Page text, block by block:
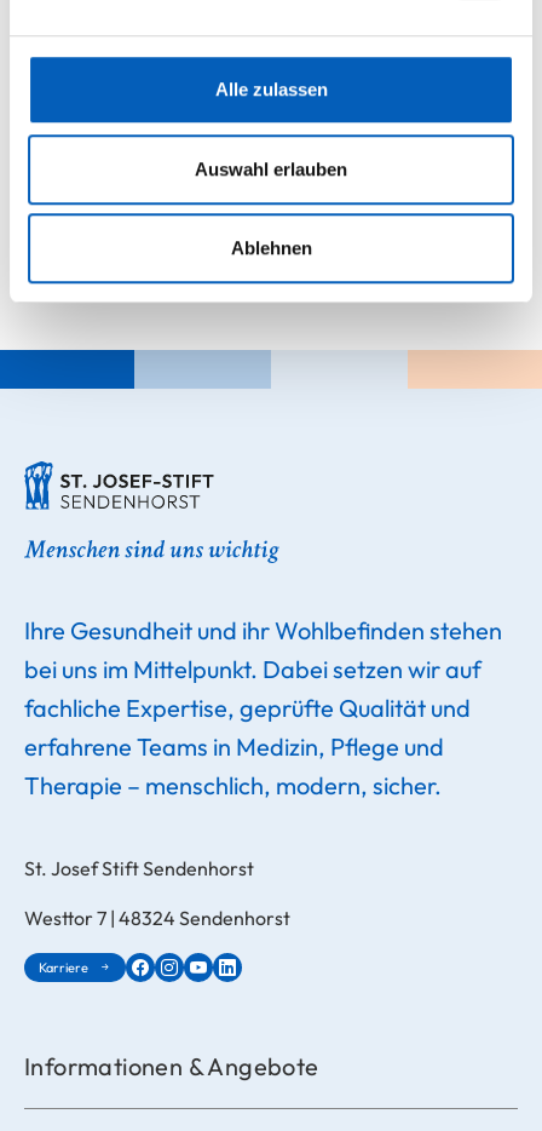
Alle zulassen
Auswahl erlauben
Ablehnen
außergerichtlich. Weitere Informationen, auch zum
www.schlichtungsstelle-bgg.de
Stand der Erklärung:18. Februar 2026
Ihre Gesundheit und ihr Wohlbefinden stehen
bei uns im Mittelpunkt. Dabei setzen wir auf
fachliche Expertise, geprüfte Qualität und
erfahrene Teams in Medizin, Pflege und
Therapie – menschlich, modern, sicher.
St. Josef Stift Sendenhorst
Westtor 7 | 48324 Sendenhorst
Karriere
Informationen & Angebote